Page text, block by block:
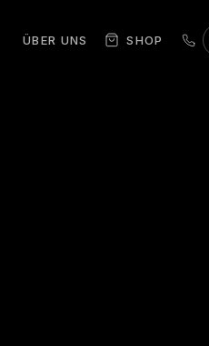
ÜBER UNS SHOP